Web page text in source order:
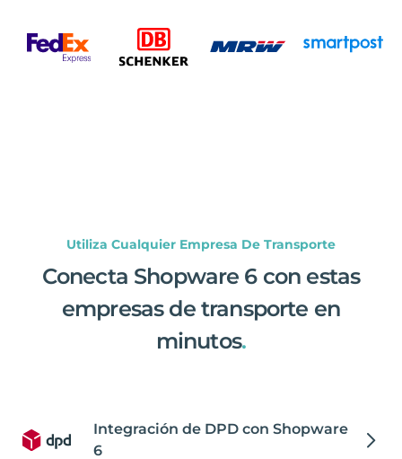
Utiliza Cualquier Empresa De Transporte
Conecta Shopware 6 con estas
empresas de transporte en
minutos.
Integración de DPD con Shopware
6